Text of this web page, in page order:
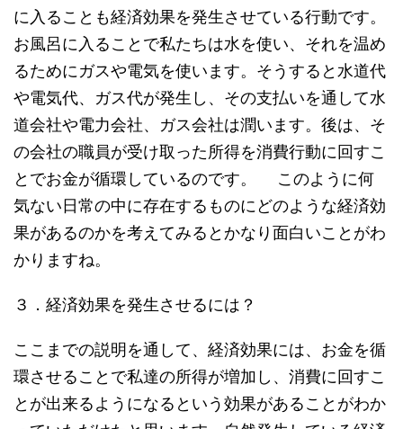
に入ることも経済効果を発生させている行動です。
お風呂に入ることで私たちは水を使い、それを温め
るためにガスや電気を使います。そうすると水道代
や電気代、ガス代が発生し、その支払いを通して水
道会社や電力会社、ガス会社は潤います。後は、そ
の会社の職員が受け取った所得を消費行動に回すこ
とでお金が循環しているのです。 このように何
気ない日常の中に存在するものにどのような経済効
果があるのかを考えてみるとかなり面白いことがわ
かりますね。
３．経済効果を発生させるには？
ここまでの説明を通して、経済効果には、お金を循
環させることで私達の所得が増加し、消費に回すこ
とが出来るようになるという効果があることがわか